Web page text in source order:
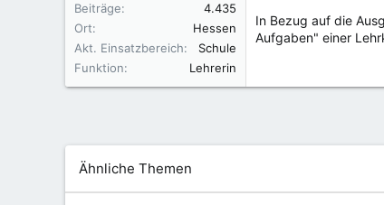
Beiträge
4.435
Ort
Hessen
Akt. Einsatzbereich
Schule
Funktion
Lehrerin
In Bezug auf die
Aufgaben" einer
Ähnliche Themen